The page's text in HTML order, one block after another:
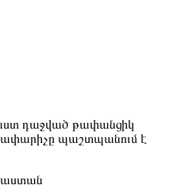
դաջված թափանցիկ
պաշտպանում է